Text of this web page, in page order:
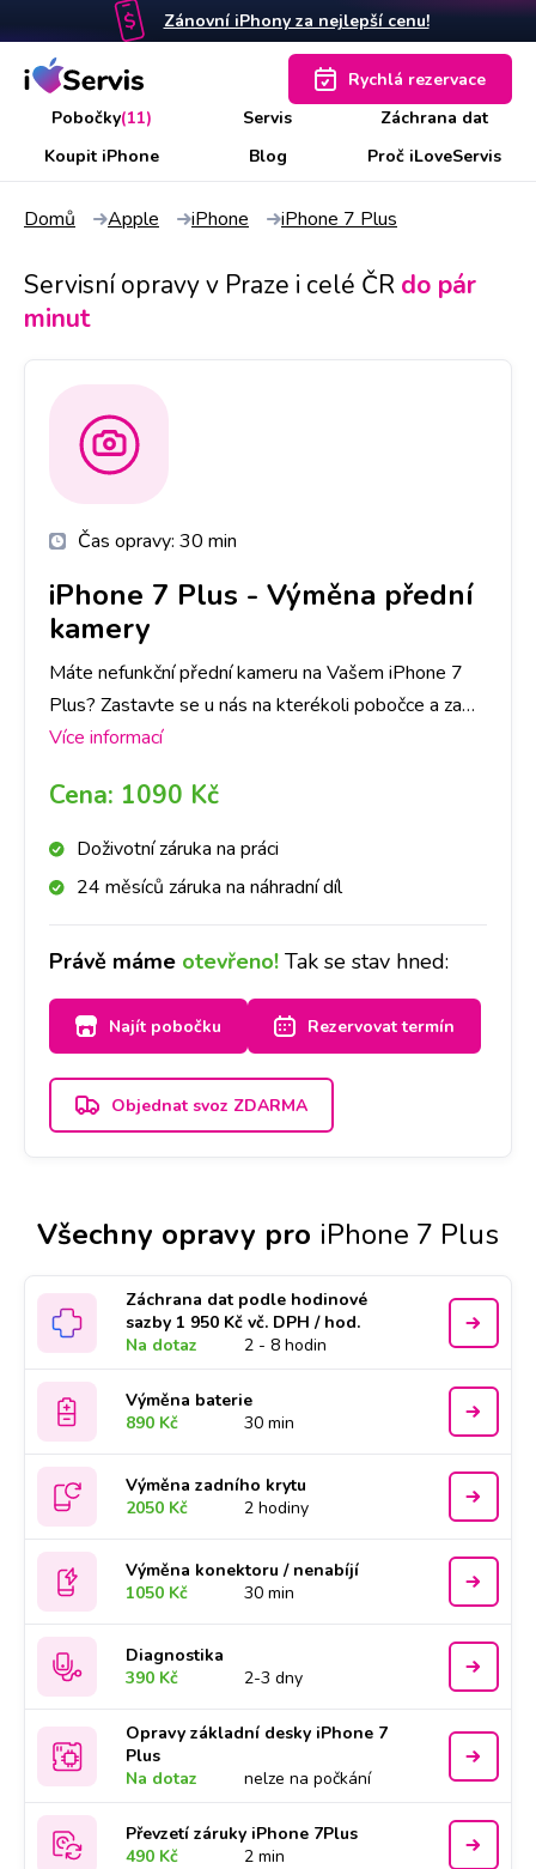
Zánovní iPhony za nejlepší cenu!
Pobočky(11) Servis
Záchrana dat
Koupit iPhone
Blog Proč iLoveServis
Rychlá rezervace
Domů Apple iPhone iPhone 7 Plus
Servisní opravy v Praze i celé ČR do pár
minut
Čas opravy: 30 min
iPhone 7 Plus - Výměna přední
kamery
Máte nefunkční přední kameru na Vašem iPhone 7
Plus? Zastavte se u nás na kterékoli pobočce a za
chvíli bude kamera jako nová. Doporučujeme udělat
hodiny.
Více informací
Cena: 1090 Kč
Doživotní záruka na práci
24 měsíců záruka na náhradní díl
Právě máme otevřeno! Tak se stav hned:
Najít pobočku Rezervovat termín
Objednat svoz ZDARMA
Všechny opravy pro iPhone 7 Plus
Záchrana dat podle hodinové
sazby 1 950 Kč vč. DPH / hod.
Na dotaz
2 - 8 hodin
Výměna baterie
890 Kč
30 min
Výměna zadního krytu
2050 Kč
2 hodiny
Výměna konektoru / nenabíjí
1050 Kč
30 min
Diagnostika
390 Kč
2-3 dny
Opravy základní desky iPhone 7
Plus
Na dotaz
nelze na počkání
Převzetí záruky iPhone 7Plus
490 Kč
2 min